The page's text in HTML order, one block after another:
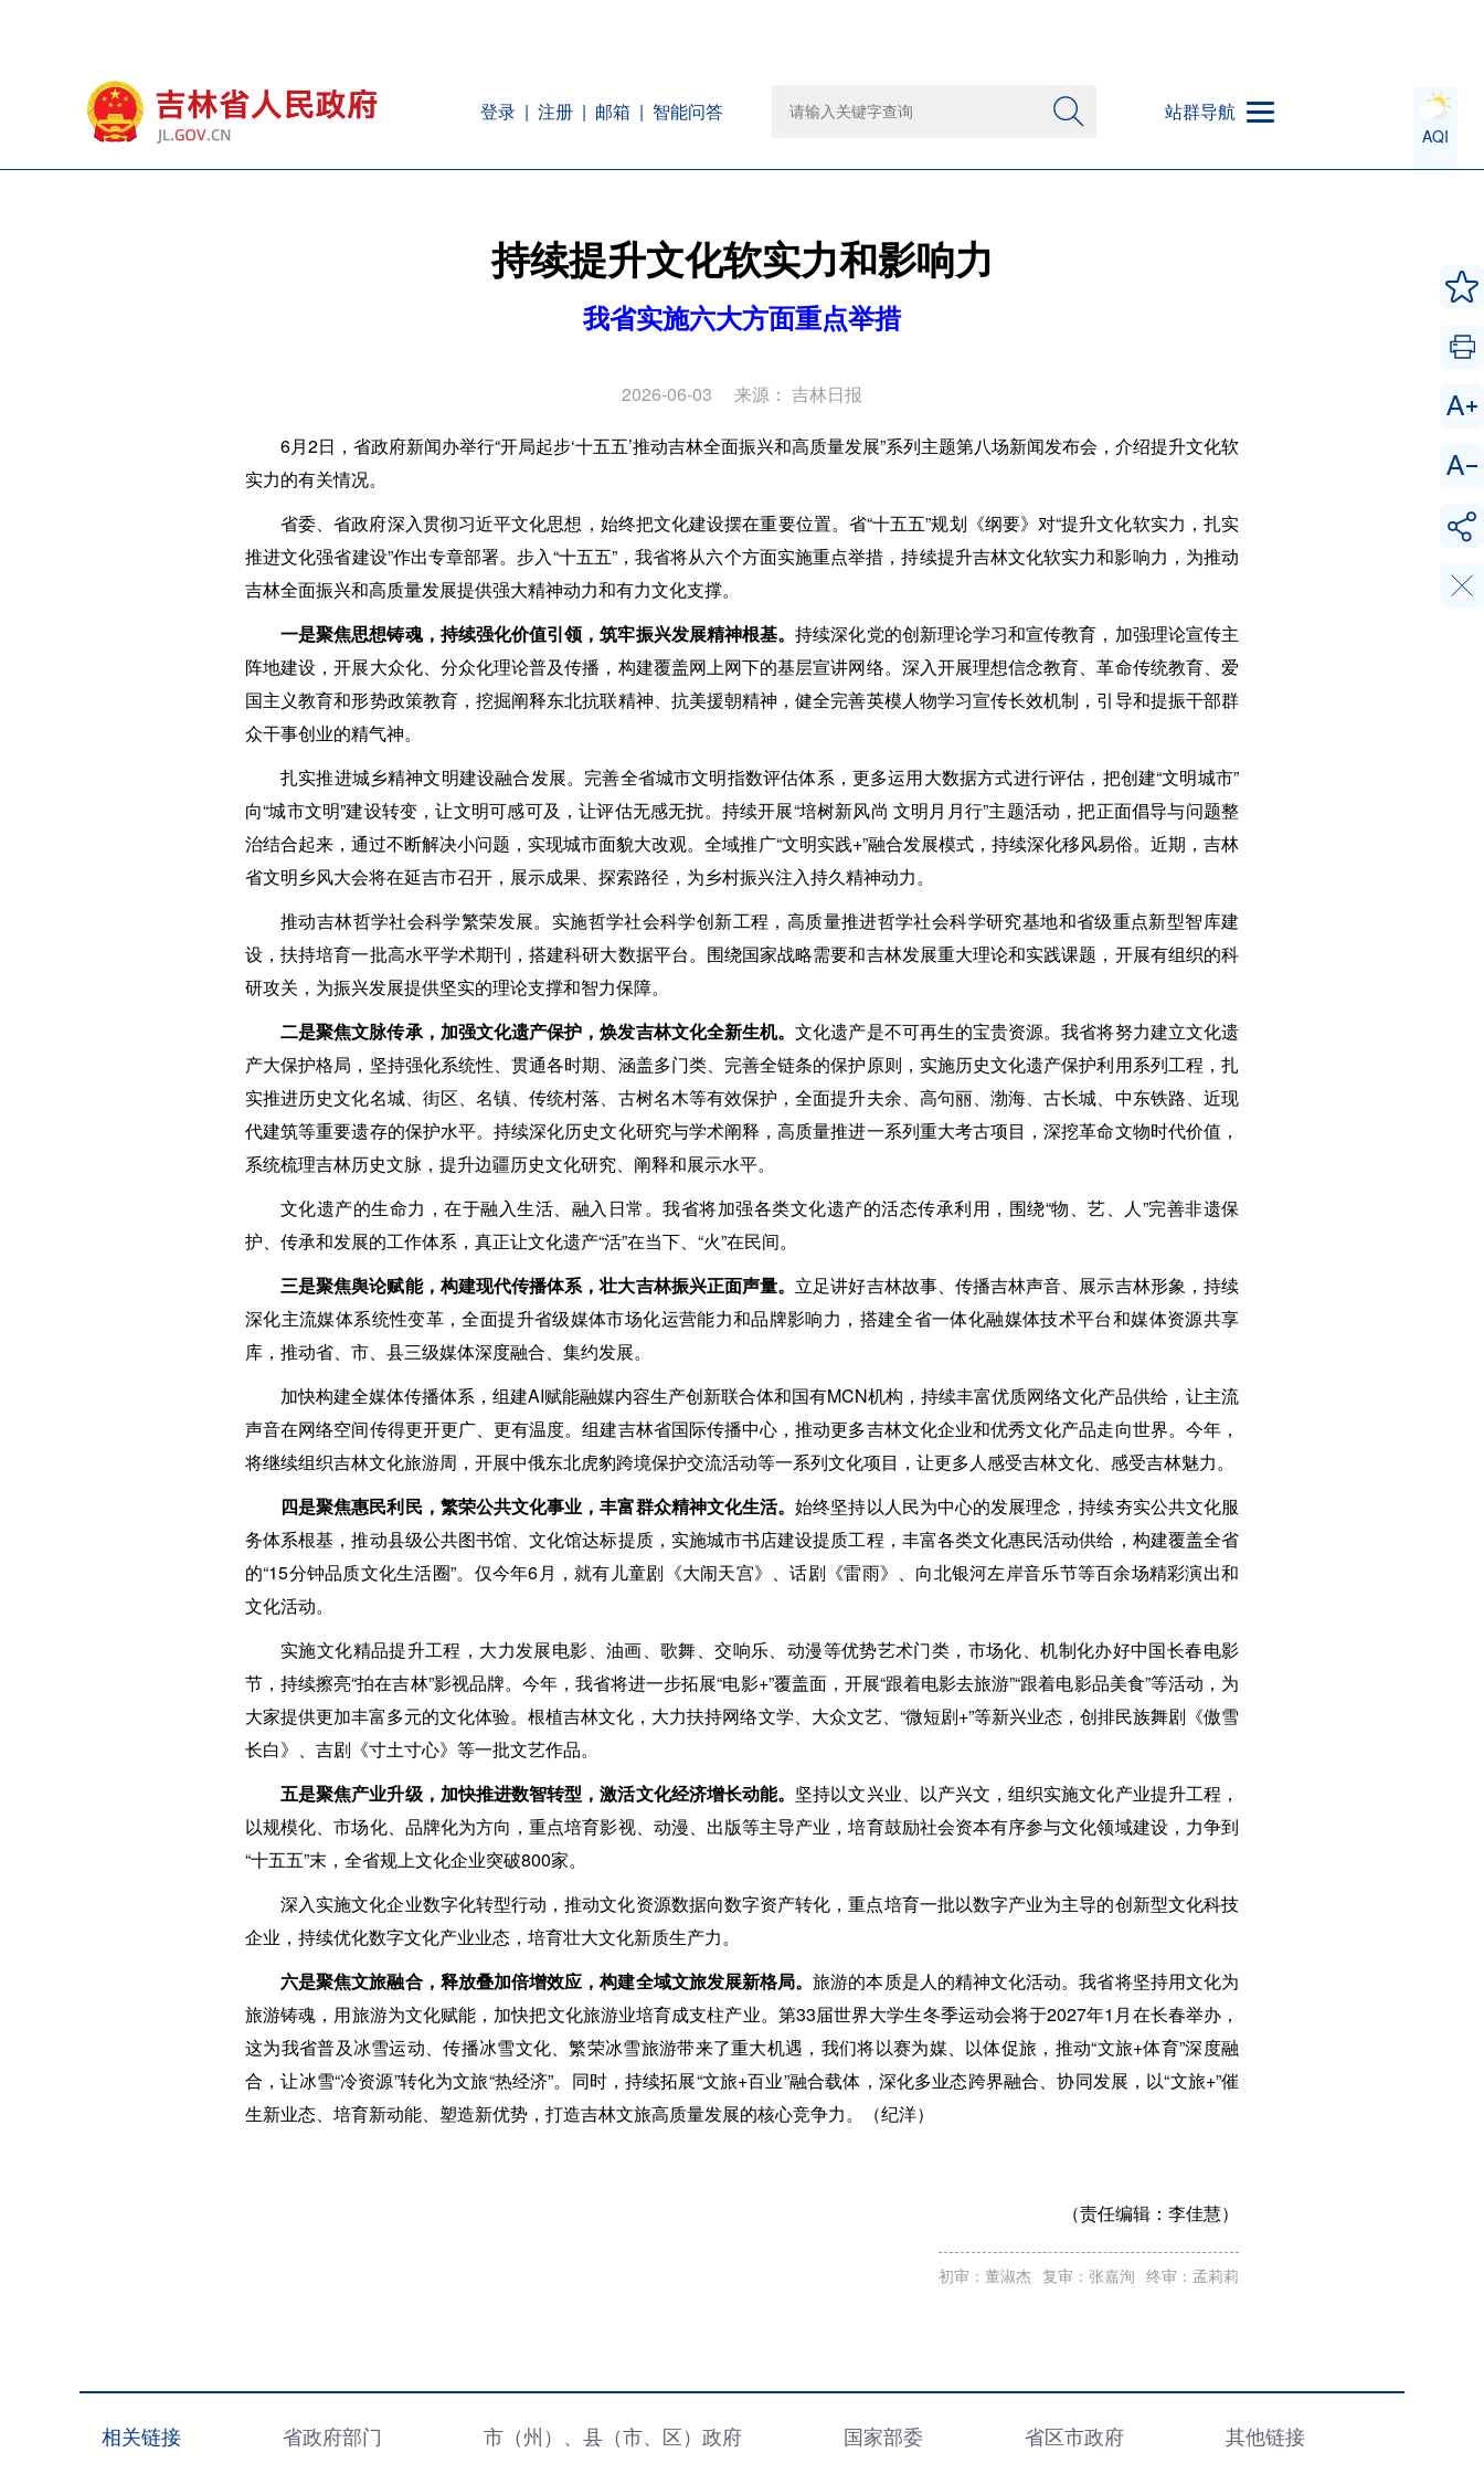
登录 注册 邮箱 智能问答 站群导航
AQI
持续提升文化软实力和影响力
我省实施六大方面重点举措
2026-06-03 来源： 吉林日报
6月2日，省政府新闻办举行“开局起步‘十五五’推动吉林全面振兴和高质量发展”系列主题第八场新闻发布会，介绍提升文化软
实力的有关情况。
省委、省政府深入贯彻习近平文化思想，始终把文化建设摆在重要位置。省“十五五”规划《纲要》对“提升文化软实力，扎实
推进文化强省建设”作出专章部署。步入“十五五”，我省将从六个方面实施重点举措，持续提升吉林文化软实力和影响力，为推动
吉林全面振兴和高质量发展提供强大精神动力和有力文化支撑。
一是聚焦思想铸魂，持续强化价值引领，筑牢振兴发展精神根基。持续深化党的创新理论学习和宣传教育，加强理论宣传主
阵地建设，开展大众化、分众化理论普及传播，构建覆盖网上网下的基层宣讲网络。深入开展理想信念教育、革命传统教育、爱
国主义教育和形势政策教育，挖掘阐释东北抗联精神、抗美援朝精神，健全完善英模人物学习宣传长效机制，引导和提振干部群
众干事创业的精气神。
扎实推进城乡精神文明建设融合发展。完善全省城市文明指数评估体系，更多运用大数据方式进行评估，把创建“文明城市”
向“城市文明”建设转变，让文明可感可及，让评估无感无扰。持续开展“培树新风尚 文明月月行”主题活动，把正面倡导与问题整
治结合起来，通过不断解决小问题，实现城市面貌大改观。全域推广“文明实践+”融合发展模式，持续深化移风易俗。近期，吉林
省文明乡风大会将在延吉市召开，展示成果、探索路径，为乡村振兴注入持久精神动力。
推动吉林哲学社会科学繁荣发展。实施哲学社会科学创新工程，高质量推进哲学社会科学研究基地和省级重点新型智库建
设，扶持培育一批高水平学术期刊，搭建科研大数据平台。围绕国家战略需要和吉林发展重大理论和实践课题，开展有组织的科
研攻关，为振兴发展提供坚实的理论支撑和智力保障。
二是聚焦文脉传承，加强文化遗产保护，焕发吉林文化全新生机。文化遗产是不可再生的宝贵资源。我省将努力建立文化遗
产大保护格局，坚持强化系统性、贯通各时期、涵盖多门类、完善全链条的保护原则，实施历史文化遗产保护利用系列工程，扎
实推进历史文化名城、街区、名镇、传统村落、古树名木等有效保护，全面提升夫余、高句丽、渤海、古长城、中东铁路、近现
代建筑等重要遗存的保护水平。持续深化历史文化研究与学术阐释，高质量推进一系列重大考古项目，深挖革命文物时代价值，
系统梳理吉林历史文脉，提升边疆历史文化研究、阐释和展示水平。
文化遗产的生命力，在于融入生活、融入日常。我省将加强各类文化遗产的活态传承利用，围绕“物、艺、人”完善非遗保
护、传承和发展的工作体系，真正让文化遗产“活”在当下、“火”在民间。
三是聚焦舆论赋能，构建现代传播体系，壮大吉林振兴正面声量。 立足讲好吉林故事、传播吉林声音、展示吉林形象，持续
深化主流媒体系统性变革，全面提升省级媒体市场化运营能力和品牌影响力，搭建全省一体化融媒体技术平台和媒体资源共享
库，推动省、市、县三级媒体深度融合、集约发展。
加快构建全媒体传播体系，组建AI赋能融媒内容生产创新联合体和国有MCN机构，持续丰富优质网络文化产品供给，让主流
声音在网络空间传得更开更广、更有温度。组建吉林省国际传播中心，推动更多吉林文化企业和优秀文化产品走向世界。今年，
将继续组织吉林文化旅游周，开展中俄东北虎豹跨境保护交流活动等一系列文化项目，让更多人感受吉林文化、感受吉林魅力。
四是聚焦惠民利民，繁荣公共文化事业，丰富群众精神文化生活。始终坚持以人民为中心的发展理念，持续夯实公共文化服
务体系根基，推动县级公共图书馆、文化馆达标提质，实施城市书店建设提质工程，丰富各类文化惠民活动供给，构建覆盖全省
的“15分钟品质文化生活圈”。仅今年6月，就有儿童剧《大闹天宫》、话剧《雷雨》、向北银河左岸音乐节等百余场精彩演出和
文化活动。
实施文化精品提升工程，大力发展电影、油画、歌舞、交响乐、动漫等优势艺术门类，市场化、机制化办好中国长春电影
节，持续擦亮“拍在吉林”影视品牌。今年，我省将进一步拓展“电影+”覆盖面，开展“跟着电影去旅游”“跟着电影品美食”等活动，为
大家提供更加丰富多元的文化体验。根植吉林文化，大力扶持网络文学、大众文艺、“微短剧+”等新兴业态，创排民族舞剧《傲雪
长白》、吉剧《寸土寸心》等一批文艺作品。
五是聚焦产业升级，加快推进数智转型，激活文化经济增长动能。 坚持以文兴业、以产兴文，组织实施文化产业提升工程，
以规模化、市场化、品牌化为方向，重点培育影视、动漫、出版等主导产业，培育鼓励社会资本有序参与文化领域建设，力争到
“十五五”末，全省规上文化企业突破800家。
深入实施文化企业数字化转型行动，推动文化资源数据向数字资产转化，重点培育一批以数字产业为主导的创新型文化科技
企业，持续优化数字文化产业业态，培育壮大文化新质生产力。
六是聚焦文旅融合，释放叠加倍增效应，构建全域文旅发展新格局。旅游的本质是人的精神文化活动。我省将坚持用文化为
旅游铸魂，用旅游为文化赋能，加快把文化旅游业培育成支柱产业。第33届世界大学生冬季运动会将于2027年1月在长春举办，
这为我省普及冰雪运动、传播冰雪文化、繁荣冰雪旅游带来了重大机遇，我们将以赛为媒、以体促旅，推动“文旅+体育”深度融
合，让冰雪“冷资源”转化为文旅“热经济”。同时，持续拓展“文旅+百业”融合载体，深化多业态跨界融合、协同发展，以“文旅+”催
生新业态、培育新动能、塑造新优势，打造吉林文旅高质量发展的核心竞争力。（纪洋）
（责任编辑： 李佳慧）
初审：董淑杰 复审：张嘉洵 终审：孟莉莉
相关链接 省政府部门 市（州）、县（市、区）政府 国家部委 省区市政府 其他链接